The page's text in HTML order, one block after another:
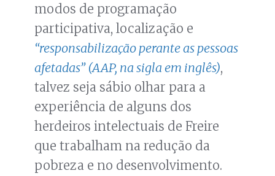
modos de programação
participativa, localização e
“responsabilização perante as pessoas
afetadas” (AAP, na sigla em inglês),
talvez seja sábio olhar para a
experiência de alguns dos
herdeiros intelectuais de Freire
que trabalham na redução da
pobreza e no desenvolvimento.